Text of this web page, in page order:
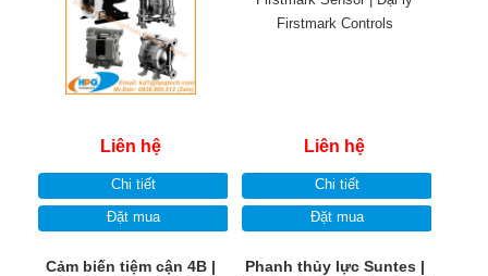
Liên hệ
Chi tiết
Đặt mua
Liên hệ
Chi tiết
Đặt mua
Cảm biến tiệm cận 4B |
Phanh thủy lực Suntes |